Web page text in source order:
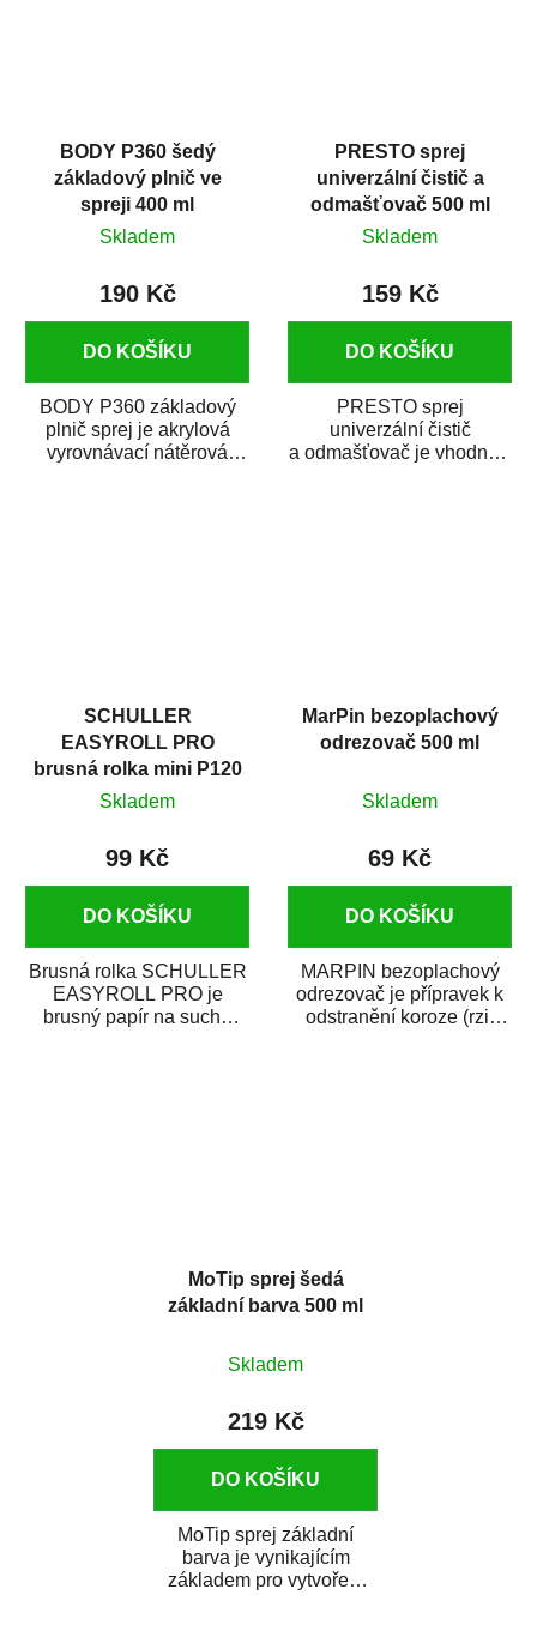
BODY P360 šedý
základový plnič ve
spreji 400 ml
Skladem
190 Kč
DO KOŠÍKU
BODY P360 základový
plnič sprej je akrylová
vyrovnávací nátěrová
PRESTO sprej
univerzální čistič a
odmašťovač 500 ml
Skladem
159 Kč
DO KOŠÍKU
PRESTO sprej
univerzální čistič
a odmašťovač je vhodný k
SCHULLER
EASYROLL PRO
brusná rolka mini P120
Skladem
99 Kč
DO KOŠÍKU
Brusná rolka SCHULLER
EASYROLL PRO je
brusný papír na suché
MarPin bezoplachový
odrezovač 500 ml
Skladem
69 Kč
DO KOŠÍKU
MARPIN bezoplachový
odrezovač je přípravek k
odstranění koroze (rzi)
MoTip sprej šedá
základní barva 500 ml
Skladem
219 Kč
DO KOŠÍKU
MoTip sprej základní
barva je vynikajícím
základem pro vytvoření